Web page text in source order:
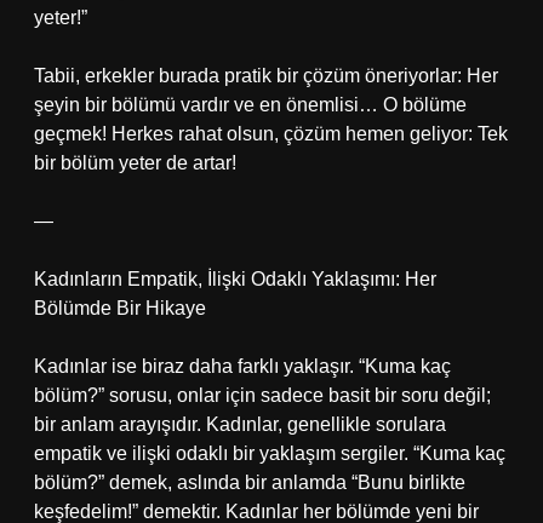
yeter!”
Tabii, erkekler burada pratik bir çözüm öneriyorlar: Her
şeyin bir bölümü vardır ve en önemlisi… O bölüme
geçmek! Herkes rahat olsun, çözüm hemen geliyor: Tek
bir bölüm yeter de artar!
—
Kadınların Empatik, İlişki Odaklı Yaklaşımı: Her
Bölümde Bir Hikaye
Kadınlar ise biraz daha farklı yaklaşır. “Kuma kaç
bölüm?” sorusu, onlar için sadece basit bir soru değil;
bir anlam arayışıdır. Kadınlar, genellikle sorulara
empatik ve ilişki odaklı bir yaklaşım sergiler. “Kuma kaç
bölüm?” demek, aslında bir anlamda “Bunu birlikte
keşfedelim!” demektir. Kadınlar her bölümde yeni bir